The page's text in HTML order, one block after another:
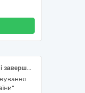
Код ДК 021:2015: 45450000-6 - Інші завершальні будівельні роботи (послуги з поточного ремонту у приміщеннях службових кабінетів № 406, 202, 204, 213, сходового маршу між 1-м та 3-м поверхами, коридору 2-го поверху та фойє першого поверху в приміщенні за адресою: вул. Івана Мазепи, буд. 70, м. Чернігів.)